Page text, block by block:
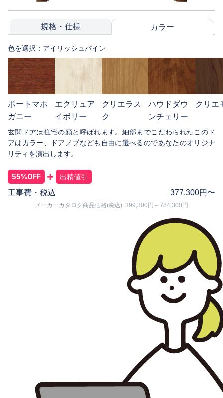
規格・仕様 カラー
色を選択： アイリッシュパイン
ポートマホ
ガニー
エクリュア
イボリー
クリエラス
ク
ハウドダウ
ンチェリー
クリエ
玄関ドアは住宅の顔と呼ばれます。細部までこだわられたこのド
アはカラー、ドアノブなども自由に選べるのであなたのオリジナ
リティを演出します。
55%OFF +
出精値引
工事費・税込
377,300円〜
メーカーカタログ商品価格(税込): 399,300円～784,300円